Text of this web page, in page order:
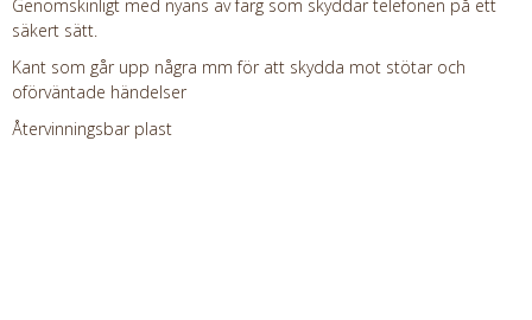
Genomskinligt med nyans av färg som skyddar telefonen på ett
säkert sätt.
Kant som går upp några mm för att skydda mot stötar och
oförväntade händelser
Återvinningsbar plast